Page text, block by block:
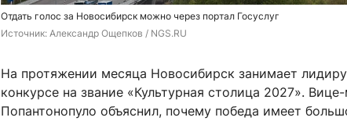
Отдать голос за Новосибирск можно через портал Госуслуг
Источник: Александр Ощепков / NGS.RU
На протяжении месяца Новосибирск занимает
конкурсе на звание «Культурная столица 2027».
Попантонопуло объяснил, почему победа имеет